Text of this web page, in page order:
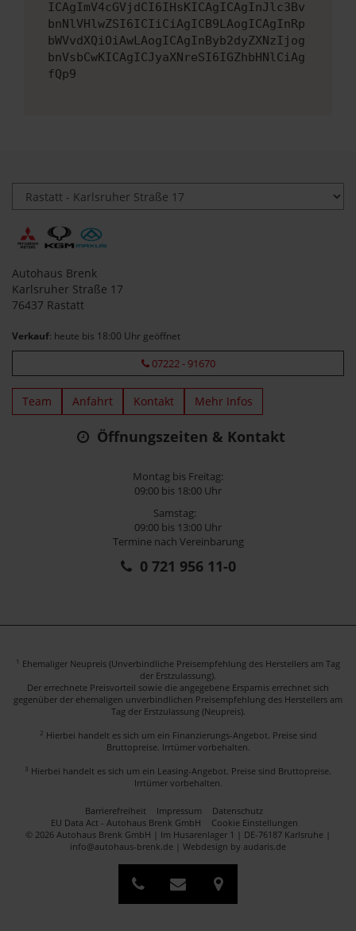
ICAgImV4cGVjdCI6IHsKICAgICAgInJlc3Bv
bnNlVHlwZSI6ICIiCiAgICB9LAogICAgInRp
bWVvdXQiOiAwLAogICAgInByb2dyZXNzIjog
bnVsbCwKICAgICJyaXNreSI6IGZhbHNlCiAg
fQp9
Autohaus Brenk
Karlsruher Straße 17
76437 Rastatt
Verkauf: heute bis 18:00 Uhr geöffnet
07222 - 91670
Team Anfahrt Kontakt Mehr Infos
Öffnungszeiten & Kontakt
Montag bis Freitag:
09:00 bis 18:00 Uhr
Samstag:
09:00 bis 13:00 Uhr
Termine nach Vereinbarung
0 721 956 11-0
1 Ehemaliger Neupreis (Unverbindliche Preisempfehlung des Herstellers am Tag
der Erstzulassung).
Der errechnete Preisvorteil sowie die angegebene Ersparnis errechnet sich
gegenüber der ehemaligen unverbindlichen Preisempfehlung des Herstellers am
Tag der Erstzulassung (Neupreis).
2 Hierbei handelt es sich um ein Finanzierungs-Angebot. Preise sind
Bruttopreise. Irrtümer vorbehalten.
3 Hierbei handelt es sich um ein Leasing-Angebot. Preise sind Bruttopreise.
Irrtümer vorbehalten.
Barrierefreiheit Impressum
Datenschutz
EU Data Act - Autohaus Brenk GmbH
Cookie Einstellungen
© 2026 Autohaus Brenk GmbH | Im Husarenlager 1 | DE-76187 Karlsruhe |
info@autohaus-brenk.de | Webdesign by audaris.de